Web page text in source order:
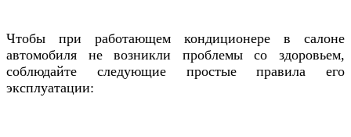
Чтобы при работающем кондиционере в салоне
автомобиля не возникли проблемы со здоровьем,
соблюдайте следующие простые правила его
эксплуатации: